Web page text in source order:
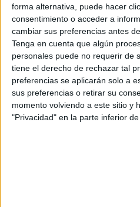
forma alternativa, puede hacer
consentimiento o acceder a
cambiar sus preferencias antes
Tenga en cuenta que algún
personales puede no requerir de
tiene el derecho de rechazar tal
preferencias se aplicarán solo a
sus preferencias o retirar su
momento volviendo a este sitio y
"Privacidad" en la parte inferior de
Circuitos
F1
Fórmula E
F2 / F3 / F4
Resistencia
Indycar
Otros
Producto